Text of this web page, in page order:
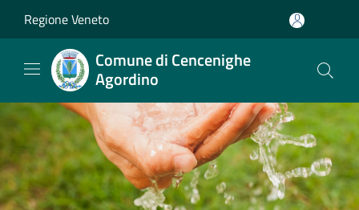
Regione Veneto
Comune di Cencenighe
Agordino